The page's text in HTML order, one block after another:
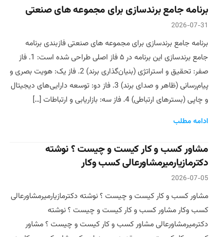
برنامه جامع برندسازی برای مجموعه های صنعتی
2026-07-31
برنامه جامع برندسازی برای مجموعه های صنعتی فازبندی برنامه
جامع برندسازی این برنامه در ۵ فاز اصلی طراحی شده است: 1. فاز
صفر: تحقیق و استراتژی (بنیان‌گذاری برند) 2. فاز یک: هویت بصری و
پیام‌رسانی (ظاهر و صدای برند) 3. فاز دو: توسعه دارایی‌های دیجیتال
و چاپی (بسترهای ارتباطی) 4. فاز سه: بازاریابی و ارتباطات […]
ادامه مطلب
مشاور کسب و کار کیست و چیست ؟ نوشته
دکترمازیارمیرمشاورعالی کسب وکار
2026-07-05
مشاور کسب و کار کیست و چیست ؟ نوشته دکترمازیارمیرمشاورعالی
کسب وکار مشاور کسب و کار کیست و چیست ؟ نوشته
دکترمیرمشاورعالی مشاور کسب و کار کیست و چیست ؟ مشاور